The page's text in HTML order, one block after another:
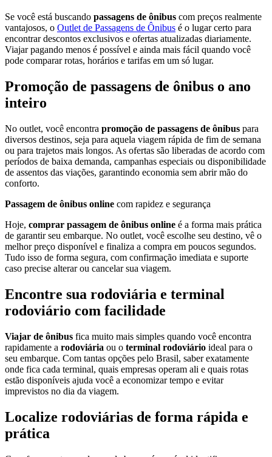
Se você está buscando passagens de ônibus com preços realmente
vantajosos, o Outlet de Passagens de Ônibus é o lugar certo para
encontrar descontos exclusivos e ofertas atualizadas diariamente.
Viajar pagando menos é possível e ainda mais fácil quando você
pode comparar rotas, horários e tarifas em um só lugar.
Promoção de passagens de ônibus o ano
inteiro
No outlet, você encontra promoção de passagens de ônibus para
diversos destinos, seja para aquela viagem rápida de fim de semana
ou para trajetos mais longos. As ofertas são liberadas de acordo com
períodos de baixa demanda, campanhas especiais ou disponibilidade
de assentos das viações, garantindo economia sem abrir mão do
conforto.
Passagem de ônibus online com rapidez e segurança
Hoje, comprar passagem de ônibus online é a forma mais prática
de garantir seu embarque. No outlet, você escolhe seu destino, vê o
melhor preço disponível e finaliza a compra em poucos segundos.
Tudo isso de forma segura, com confirmação imediata e suporte
caso precise alterar ou cancelar sua viagem.
Encontre sua rodoviária e terminal
rodoviário com facilidade
Viajar de ônibus fica muito mais simples quando você encontra
rapidamente a rodoviária ou o terminal rodoviário ideal para o
seu embarque. Com tantas opções pelo Brasil, saber exatamente
onde fica cada terminal, quais empresas operam ali e quais rotas
estão disponíveis ajuda você a economizar tempo e evitar
imprevistos no dia da viagem.
Localize rodoviárias de forma rápida e
prática